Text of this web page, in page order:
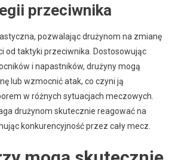
przeciwnika
pozwalając drużynom na zmianę
od taktyki przeciwnika. Dostosowując
i napastników, drużyny mogą
lub wzmocnić atak, co czyni ją
w różnych sytuacjach meczowych.
drużynom skutecznie reagować na
konkurencyjność przez cały mecz.